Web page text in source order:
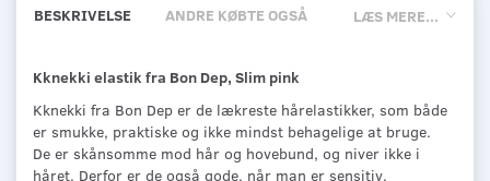
LÆS MERE...
BESKRIVELSE ANDRE KØBTE OGSÅ
Kknekki elastik fra Bon Dep, Slim pink
Kknekki fra Bon Dep er de lækreste hårelastikker, som både
er smukke, praktiske og ikke mindst behagelige at bruge.
De er skånsomme mod hår og hovebund, og niver ikke i
håret. Derfor er de også gode, når man er sensitiv.